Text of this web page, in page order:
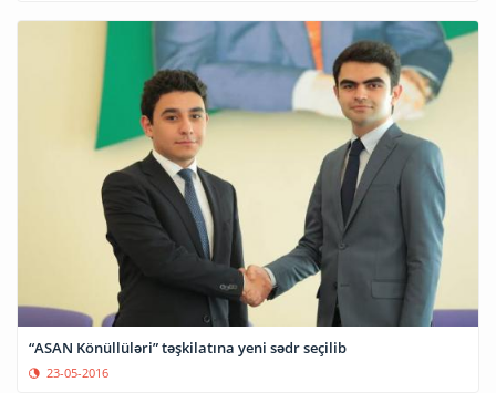
“ASAN Könüllüləri” təşkilatına yeni sədr seçilib
23-05-2016